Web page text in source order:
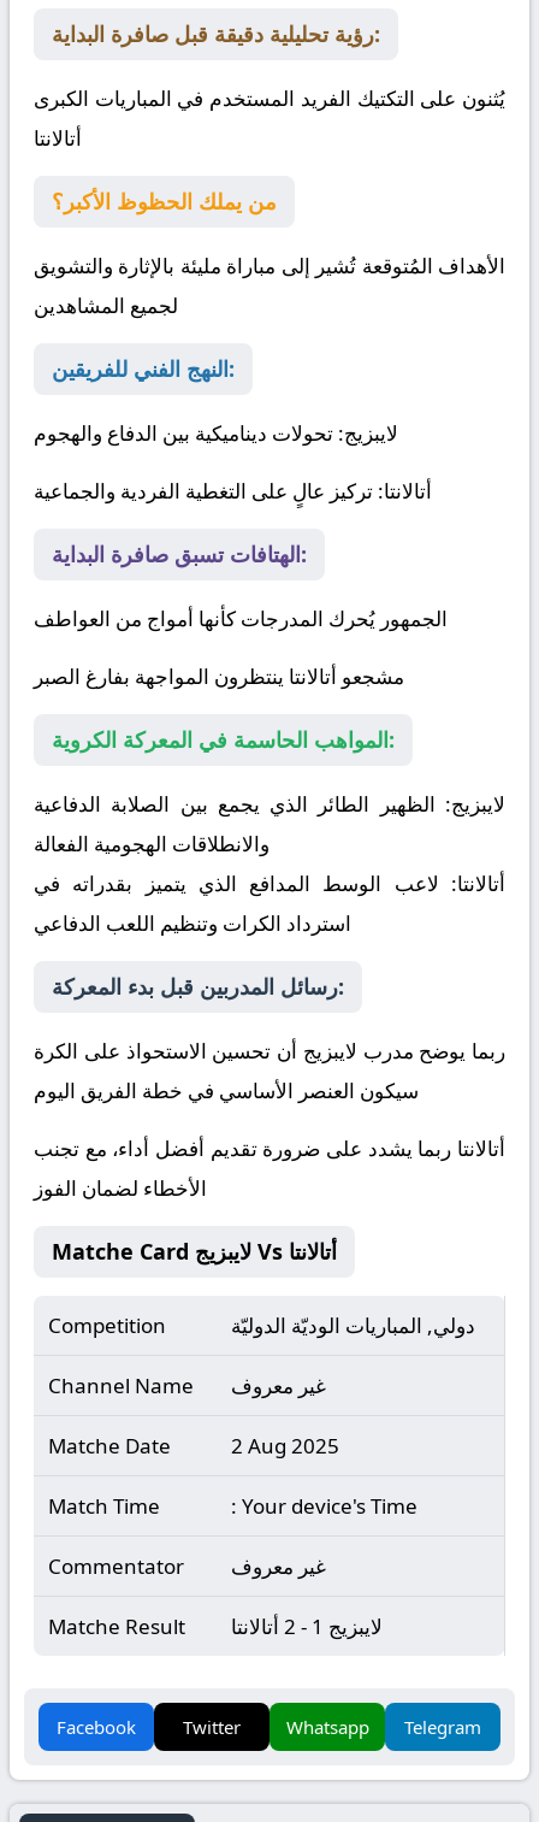
رؤية تحليلية دقيقة قبل صافرة البداية:
يُثنون على التكتيك الفريد المستخدم في المباريات الكبرى
أتالانتا
من يملك الحظوظ الأكبر؟
الأهداف المُتوقعة تُشير إلى مباراة مليئة بالإثارة والتشويق
لجميع المشاهدين
النهج الفني للفريقين:
لايبزيج: تحولات ديناميكية بين الدفاع والهجوم
أتالانتا: تركيز عالٍ على التغطية الفردية والجماعية
الهتافات تسبق صافرة البداية:
الجمهور يُحرك المدرجات كأنها أمواج من العواطف
مشجعو أتالانتا ينتظرون المواجهة بفارغ الصبر
المواهب الحاسمة في المعركة الكروية:
لايبزيج: الظهير الطائر الذي يجمع بين الصلابة الدفاعية
والانطلاقات الهجومية الفعالة
أتالانتا: لاعب الوسط المدافع الذي يتميز بقدراته في
استرداد الكرات وتنظيم اللعب الدفاعي
رسائل المدربين قبل بدء المعركة:
ربما يوضح مدرب لايبزيج أن تحسين الاستحواذ على الكرة
سيكون العنصر الأساسي في خطة الفريق اليوم
أتالانتا ربما يشدد على ضرورة تقديم أفضل أداء، مع تجنب
الأخطاء لضمان الفوز
Matche Card لايبزيج Vs أتالانتا
Competition دولي, المباريات الوديّة الدوليّة
Channel Name غير معروف
Matche Date 2 Aug 2025
Match Time : Your device's Time
Commentator غير معروف
Matche Result لايبزيج 1 - 2 أتالانتا
Facebook Twitter Whatsapp Telegram